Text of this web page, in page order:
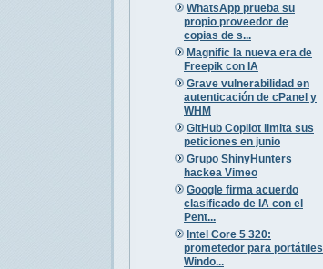
WhatsApp prueba su
propio proveedor de
copias de s...
Magnific la nueva era de
Freepik con IA
Grave vulnerabilidad en
autenticación de cPanel y
WHM
GitHub Copilot limita sus
peticiones en junio
Grupo ShinyHunters
hackea Vimeo
Google firma acuerdo
clasificado de IA con el
Pent...
Intel Core 5 320:
prometedor para portátiles
Windo...